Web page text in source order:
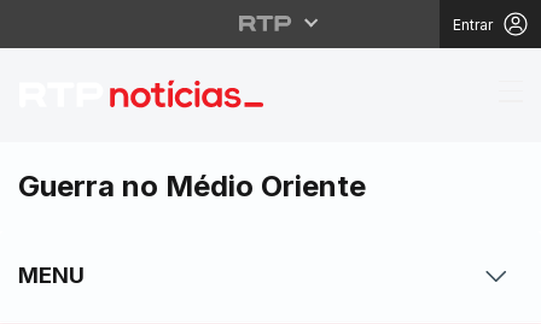
Entrar
Prazo terminava
Guerra no Médio Oriente
MENU